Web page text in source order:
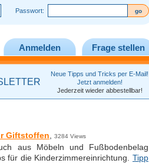
Passwort:
Anmelden Frage stellen
Neue Tipps und Tricks per E-Mail!
Jetzt anmelden!
Jederzeit wieder abbestellbar!
Giftstoffen 3284 Views
aus Möbeln und Fußbodenbelag
für die Kinderzimmereinrichtung. Tipp